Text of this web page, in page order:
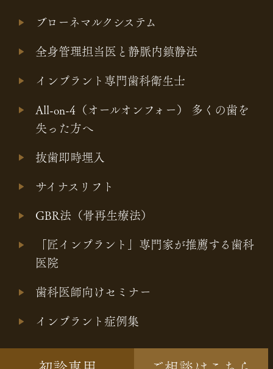
ブローネマルクシステム
全身管理担当医と静脈内鎮静法
インプラント専門歯科衛生士
All-on-4（オールオンフォー） 多くの歯を
失った方へ
抜歯即時埋入
サイナスリフト
GBR法（骨再生療法）
「匠インプラント」専門家が推薦する歯科
医院
歯科医師向けセミナー
インプラント症例集